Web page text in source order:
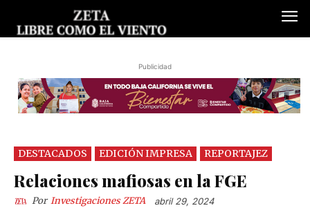
Publicidad
DESTACADOS EDICIÓN IMPRESA REPORTAJEZ
Relaciones mafiosas en la FGE
Por Investigaciones ZETA abril 29, 2024